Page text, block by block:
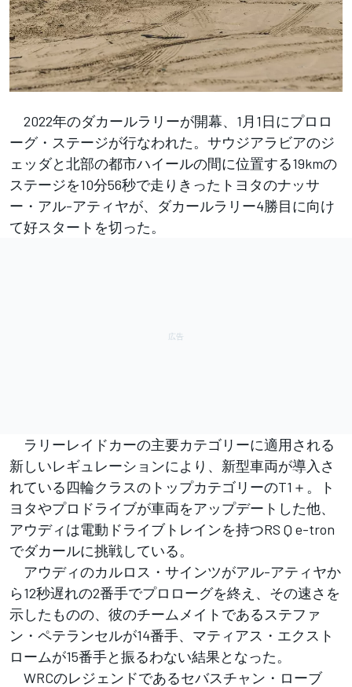
2022年のダカールラリーが開幕、1月1日にプロロ
ーグ・ステージが行なわれた。サウジアラビアのジ
ェッダと北部の都市ハイールの間に位置する19kmの
ステージを10分56秒で走りきったトヨタのナッサ
ー・アル-アティヤが、ダカールラリー4勝目に向け
て好スタートを切った。
ラリーレイドカーの主要カテゴリーに適用される
新しいレギュレーションにより、新型車両が導入さ
れている四輪クラスのトップカテゴリーのT1＋。ト
ヨタやプロドライブが車両をアップデートした他、
アウディは電動ドライブトレインを持つRS Q e-tron
でダカールに挑戦している。
アウディのカルロス・サインツがアル-アティヤか
ら12秒遅れの2番手でプロローグを終え、その速さを
示したものの、彼のチームメイトであるステファ
ン・ペテランセルが14番手、マティアス・エクスト
ロームが15番手と振るわない結果となった。
WRCのレジェンドであるセバスチャン・ローブ